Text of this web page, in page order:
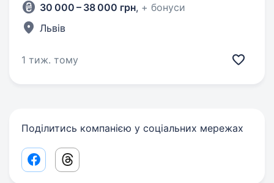
30 000 – 38 000 грн, + бонуси
Львів
1 тиж. тому
Поділитись компанією у соціальних мережах
Facebook share link
Threads share link